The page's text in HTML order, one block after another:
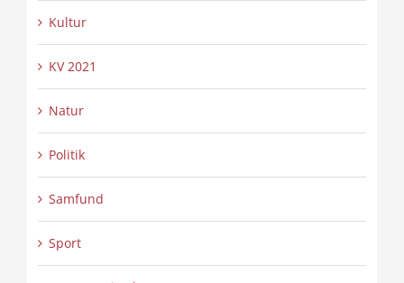
Kultur
KV 2021
Natur
Politik
Samfund
Sport